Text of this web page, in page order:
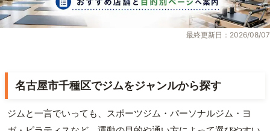
最終更新日：2026/08/07
名古屋市千種区でジムをジャンルから探す
ジムと一言でいっても、スポーツジム・パーソナルジム・ヨ